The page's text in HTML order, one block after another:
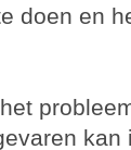
doen en
kan